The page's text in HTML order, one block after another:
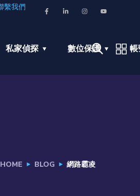
繫我們
私家偵探 數位保護
HOME BLOG 網路霸凌